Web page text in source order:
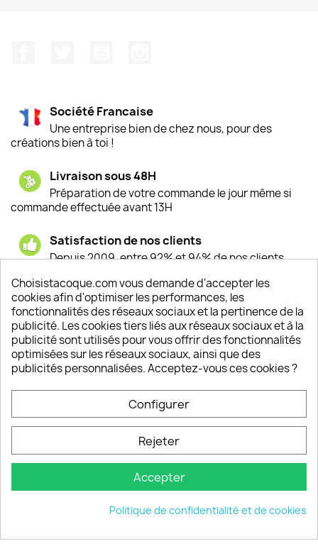
Société Francaise
Une entreprise bien de chez nous, pour des
créations bien à toi !
Livraison sous 48H
Préparation de votre commande le jour même si
commande effectuée avant 13H
Satisfaction de nos clients
Depuis 2009, entre 92% et 94% de nos clients
Un SAV à votre écoute
Notre SAV est disponible 6/7J de 10h à 18H
INFORMATIONS 
VOTRE COMPTE 
INFORMATIONS keyboard_arrow_down
© 2026 - choisistacoque.com
Choisistacoque.com vous demande d'accepter les
cookies afin d'optimiser les performances, les
fonctionnalités des réseaux sociaux et la pertinence de la
publicité. Les cookies tiers liés aux réseaux sociaux et à la
publicité sont utilisés pour vous offrir des fonctionnalités
optimisées sur les réseaux sociaux, ainsi que des
publicités personnalisées. Acceptez-vous ces cookies ?
Configurer
Rejeter
Accepter
Politique de confidentialité et de cookies